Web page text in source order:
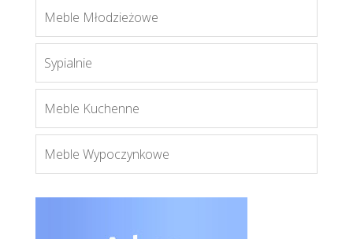
Mati K1D
Więcej
Meble Młodzieżowe
Sypialnie
Meble Kuchenne
Meble Wypoczynkowe